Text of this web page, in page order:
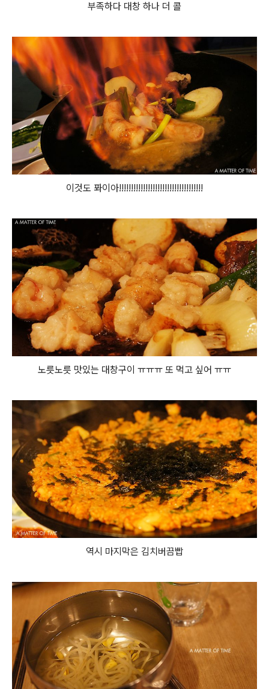
부족하다 대창 하나 더 콜
이것도 퐈이아!!!!!!!!!!!!!!!!!!!!!!!!!!!!!!!!!!!
노릇노릇 맛있는 대창구이 ㅠㅠㅠ 또 먹고 싶어 ㅠㅠ
역시 마지막은 김치버끔빱